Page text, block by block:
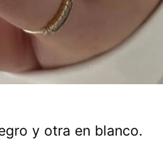
y otra en blanco.